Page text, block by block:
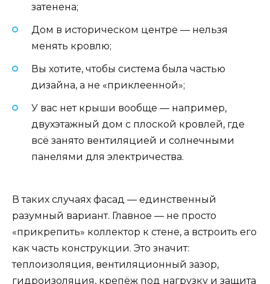
затенена;
Дом в историческом центре — нельзя
менять кровлю;
Вы хотите, чтобы система была частью
дизайна, а не «приклеенной»;
У вас нет крыши вообще — например,
двухэтажный дом с плоской кровлей, где
всё занято вентиляцией и солнечными
панелями для электричества.
В таких случаях фасад — единственный
разумный вариант. Главное — не просто
«прикрепить» коллектор к стене, а встроить его
как часть конструкции. Это значит:
теплоизоляция, вентиляционный зазор,
гидроизоляция, крепёж под нагрузку и защита